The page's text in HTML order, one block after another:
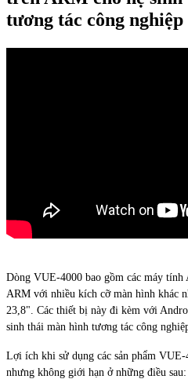
tương tác công nghiệp
Dòng VUE-4000 bao gồm các máy
ARM với nhiều kích cỡ màn hình khác
23,8". Các thiết bị này đi kèm với
sinh thái màn hình tương tác công
Lợi ích khi sử dụng các sản phẩm
nhưng không giới hạn ở những điều sau: